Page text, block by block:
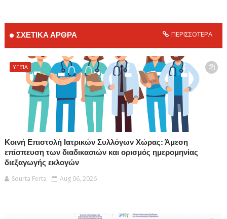
ΣΧΕΤΙΚΑ ΑΡΘΡΑ ΠΕΡΙΣΣΟΤΕΡΑ
ΥΓΕΊΑ
Κοινή Επιστολή Ιατρικών Συλλόγων Χώρας: Άμεση
επίσπευση των διαδικασιών και ορισμός ημερομηνίας
διεξαγωγής εκλογών
Sourta Ferta
Aug 06, 2026